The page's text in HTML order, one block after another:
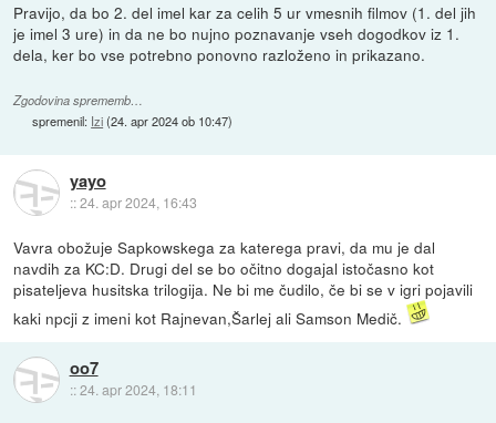
Pravijo, da bo 2. del imel kar za celih 5 ur vmesnih filmov (1. del jih
je imel 3 ure) in da ne bo nujno poznavanje vseh dogodkov iz 1.
dela, ker bo vse potrebno ponovno razloženo in prikazano.
Zgodovina sprememb…
spremenil: Izi(24. apr 2024 ob 10:47)
yayo
::24. apr 2024, 16:43
Vavra obožuje Sapkowskega za katerega pravi, da mu je dal
navdih za KC:D. Drugi del se bo očitno dogajal istočasno kot
pisateljeva husitska trilogija. Ne bi me čudilo, če bi se v igri pojavili
kaki npcji z imeni kot Rajnevan,Šarlej ali Samson Medič.
oo7
::24. apr 2024, 18:11